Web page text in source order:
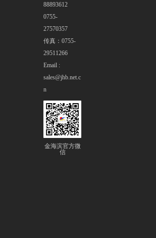
88893612
0755-
27570357
传真：0755-
29511266
Email :
sales@jhb.net.c
n
金海滨官方微
信